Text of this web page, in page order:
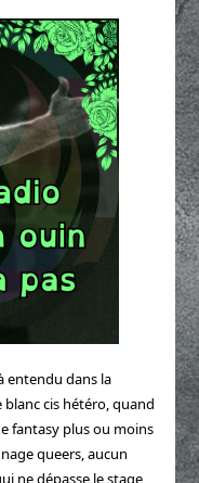
entendu dans la
cis hétéro, quand
fantasy plus ou moins
queers, aucun
ne dépasse le stage